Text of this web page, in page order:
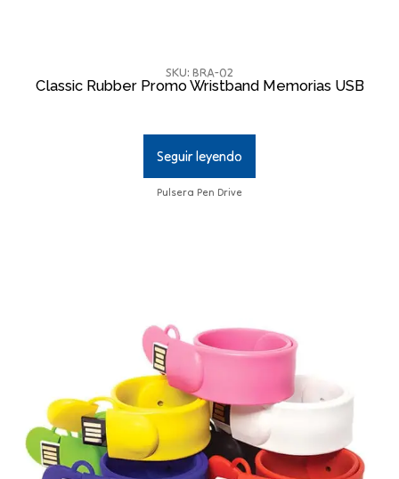
SKU: BRA-02
Classic Rubber Promo Wristband Memorias USB
Seguir leyendo
Pulsera Pen Drive